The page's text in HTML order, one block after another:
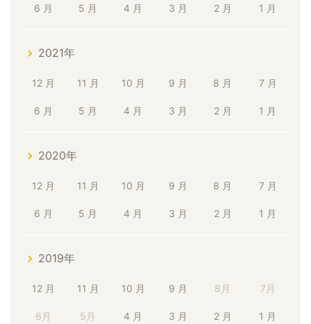
6 月 5 月 4 月 3 月 2 月 1 月
2021年
12 月 11 月 10 月 9 月 8 月 7 月
6 月 5 月 4 月 3 月 2 月 1 月
2020年
12 月 11 月 10 月 9 月 8 月 7 月
6 月 5 月 4 月 3 月 2 月 1 月
2019年
12 月 11 月 10 月 9 月 8月 7月
6月 5月 4 月 3 月 2 月 1 月